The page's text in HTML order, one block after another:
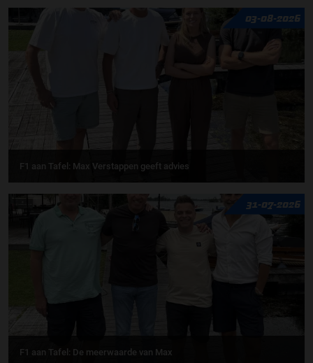
03-08-2026
F1 aan Tafel: Max Verstappen geeft advies
31-07-2026
F1 aan Tafel: De meerwaarde van Max